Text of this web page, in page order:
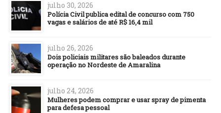
julho 30, 2026
Polícia Civil publica edital de concurso com 750
vagas e salários de até R$ 16,4 mil
julho 26, 2026
Dois policiais militares são baleados durante
operação no Nordeste de Amaralina
julho 24, 2026
Mulheres podem comprar e usar spray de pimenta
para defesa pessoal